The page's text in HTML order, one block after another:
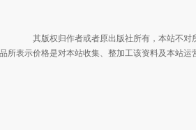
其版权归作者或者原出版社所有，本站不对
所表示价格是对本站收集、整加工该资料及本站